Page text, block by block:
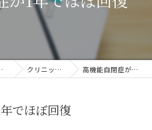
成健研究所 クリニックでの実証 高機能自閉症が1年でほぼ回復
でほぼ回復